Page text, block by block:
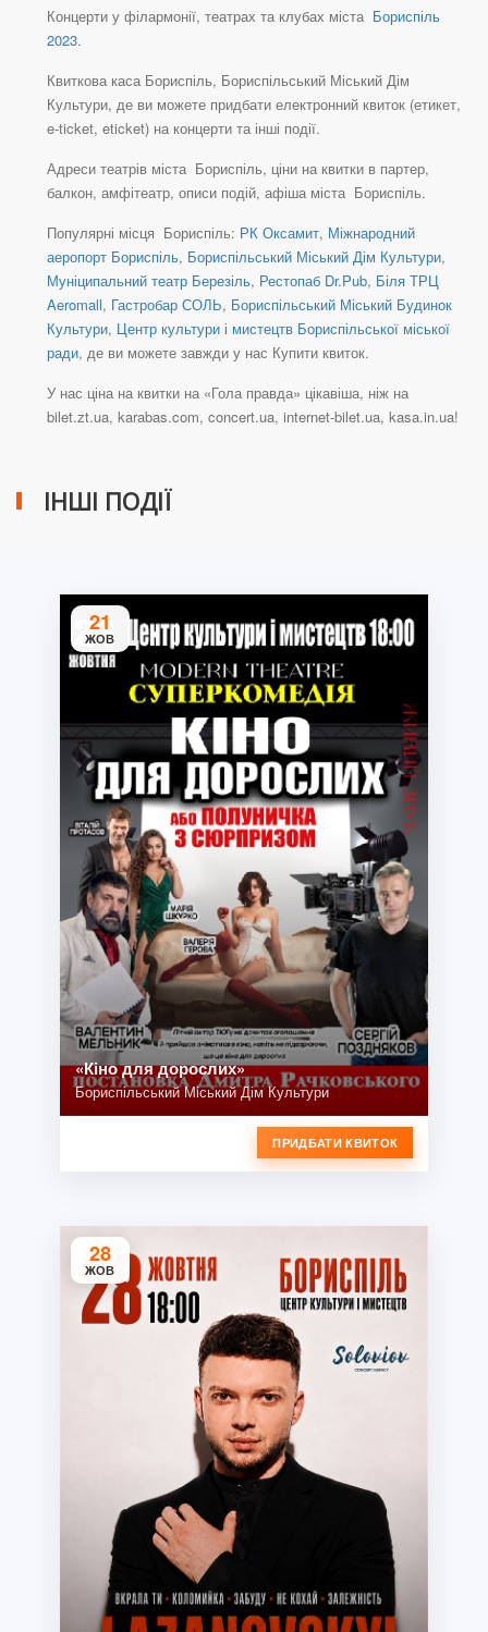
Концерти у філармонії, театрах та клубах міста Бориспіль
2023.
Квиткова каса Бориспіль, Бориспільський Міський Дім
Культури, де ви можете придбати електронний квиток (етикет,
e-ticket, eticket) на концерти та інші події.
Адреси театрів міста Бориспіль, ціни на квитки в партер,
балкон, амфітеатр, описи подій, афіша міста Бориспіль.
Популярні місця Бориспіль: РК Оксамит, Міжнародний
аеропорт Бориспіль, Бориспільський Міський Дім Культури,
Муніципальний театр Березіль, Рестопаб Dr.Pub, Біля ТРЦ
Aeromall, Гастробар СОЛЬ, Бориспільський Міський Будинок
Культури, Центр культури і мистецтв Бориспільської міської
ради, де ви можете завжди у нас Купити квиток.
У нас ціна на квитки на «Гола правда» цікавіша, ніж на
bilet.zt.ua, karabas.com, concert.ua, internet-bilet.ua, kasa.in.ua!
ІНШІ ПОДІЇ
21
ЖОВ
«Кіно для дорослих»
Бориспільський Міський Дім Культури
ПРИДБАТИ КВИТОК
28
ЖОВ